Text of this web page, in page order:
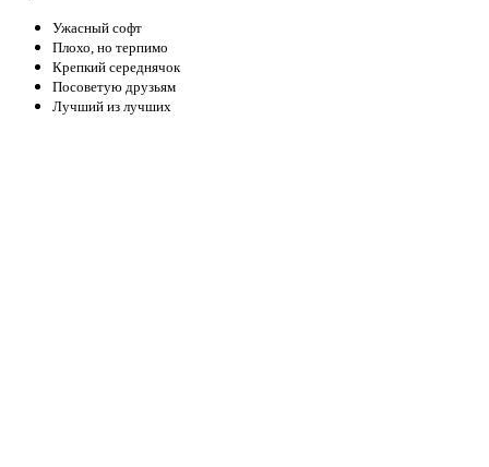
Ужасный софт
Плохо, но терпимо
Крепкий середнячок
Посоветую друзьям
Лучший из лучших